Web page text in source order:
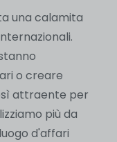
una calamita
o creare
attraente per
più da
d'affari